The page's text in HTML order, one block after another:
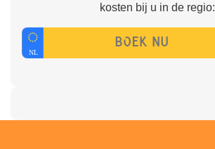
kosten bij u in de regio: